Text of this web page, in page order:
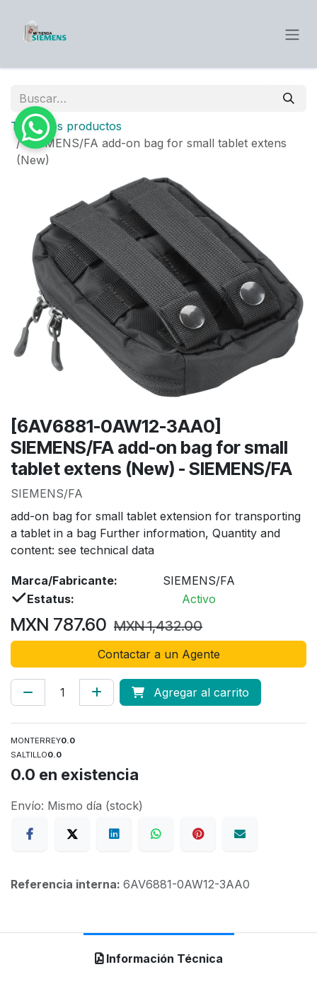
Todos los productos
SIEMENS/FA add-on bag for small tablet extens
(New)
[6AV6881-0AW12-3AA0]
SIEMENS/FA add-on bag for small
tablet extens (New) - SIEMENS/FA
SIEMENS/FA
add-on bag for small tablet extension for transporting
a tablet in a bag Further information, Quantity and
content: see technical data
Marca/Fabricante:
SIEMENS/FA
Estatus:
Activo
MXN 787.60 MXN1,432.00
Contactar a un Agente
Agregar al carrito
MONTERREY0.0
SALTILLO0.0
0.0 en existencia
Envío: Mismo día (stock)
Referencia interna: 6AV6881-0AW12-3AA0
Información Técnica